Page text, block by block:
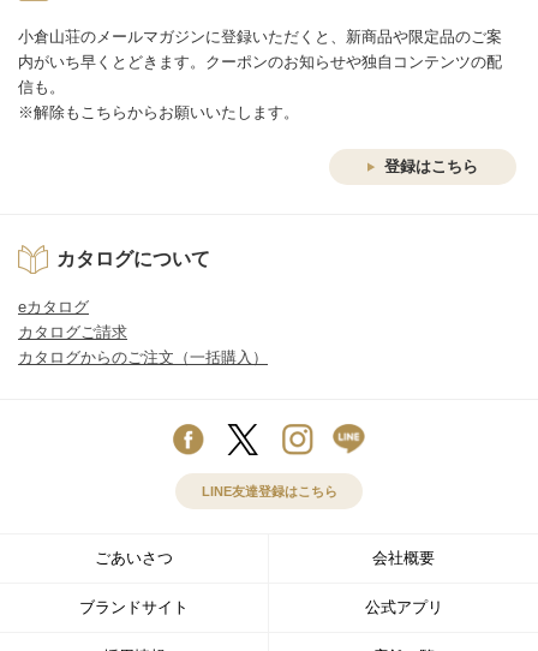
小倉山荘のメールマガジンに登録いただくと、新商品や限定品のご案
内がいち早くとどきます。クーポンのお知らせや独自コンテンツの配
信も。
※解除もこちらからお願いいたします。
登録はこちら
カタログについて
eカタログ
カタログご請求
カタログからのご注文（一括購入）
LINE友達登録はこちら
ごあいさつ 会社概要
ブランドサイト 公式アプリ